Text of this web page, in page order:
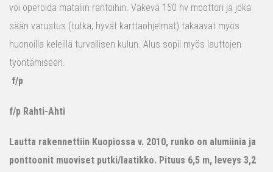
voi operoida mataliin rantoihin. Väkevä 150 hv moottori ja joka
sään varustus (tutka, hyvät karttaohjelmat) takaavat myös
huonoilla keleillä turvallisen kulun. Alus sopii myös lauttojen
työntämiseen.
f/p
f/p Rahti-Ahti
Lautta rakennettiin Kuopiossa v. 2010, runko on alumiinia ja
ponttoonit muoviset putki/laatikko. Pituus 6,5 m, leveys 3,2